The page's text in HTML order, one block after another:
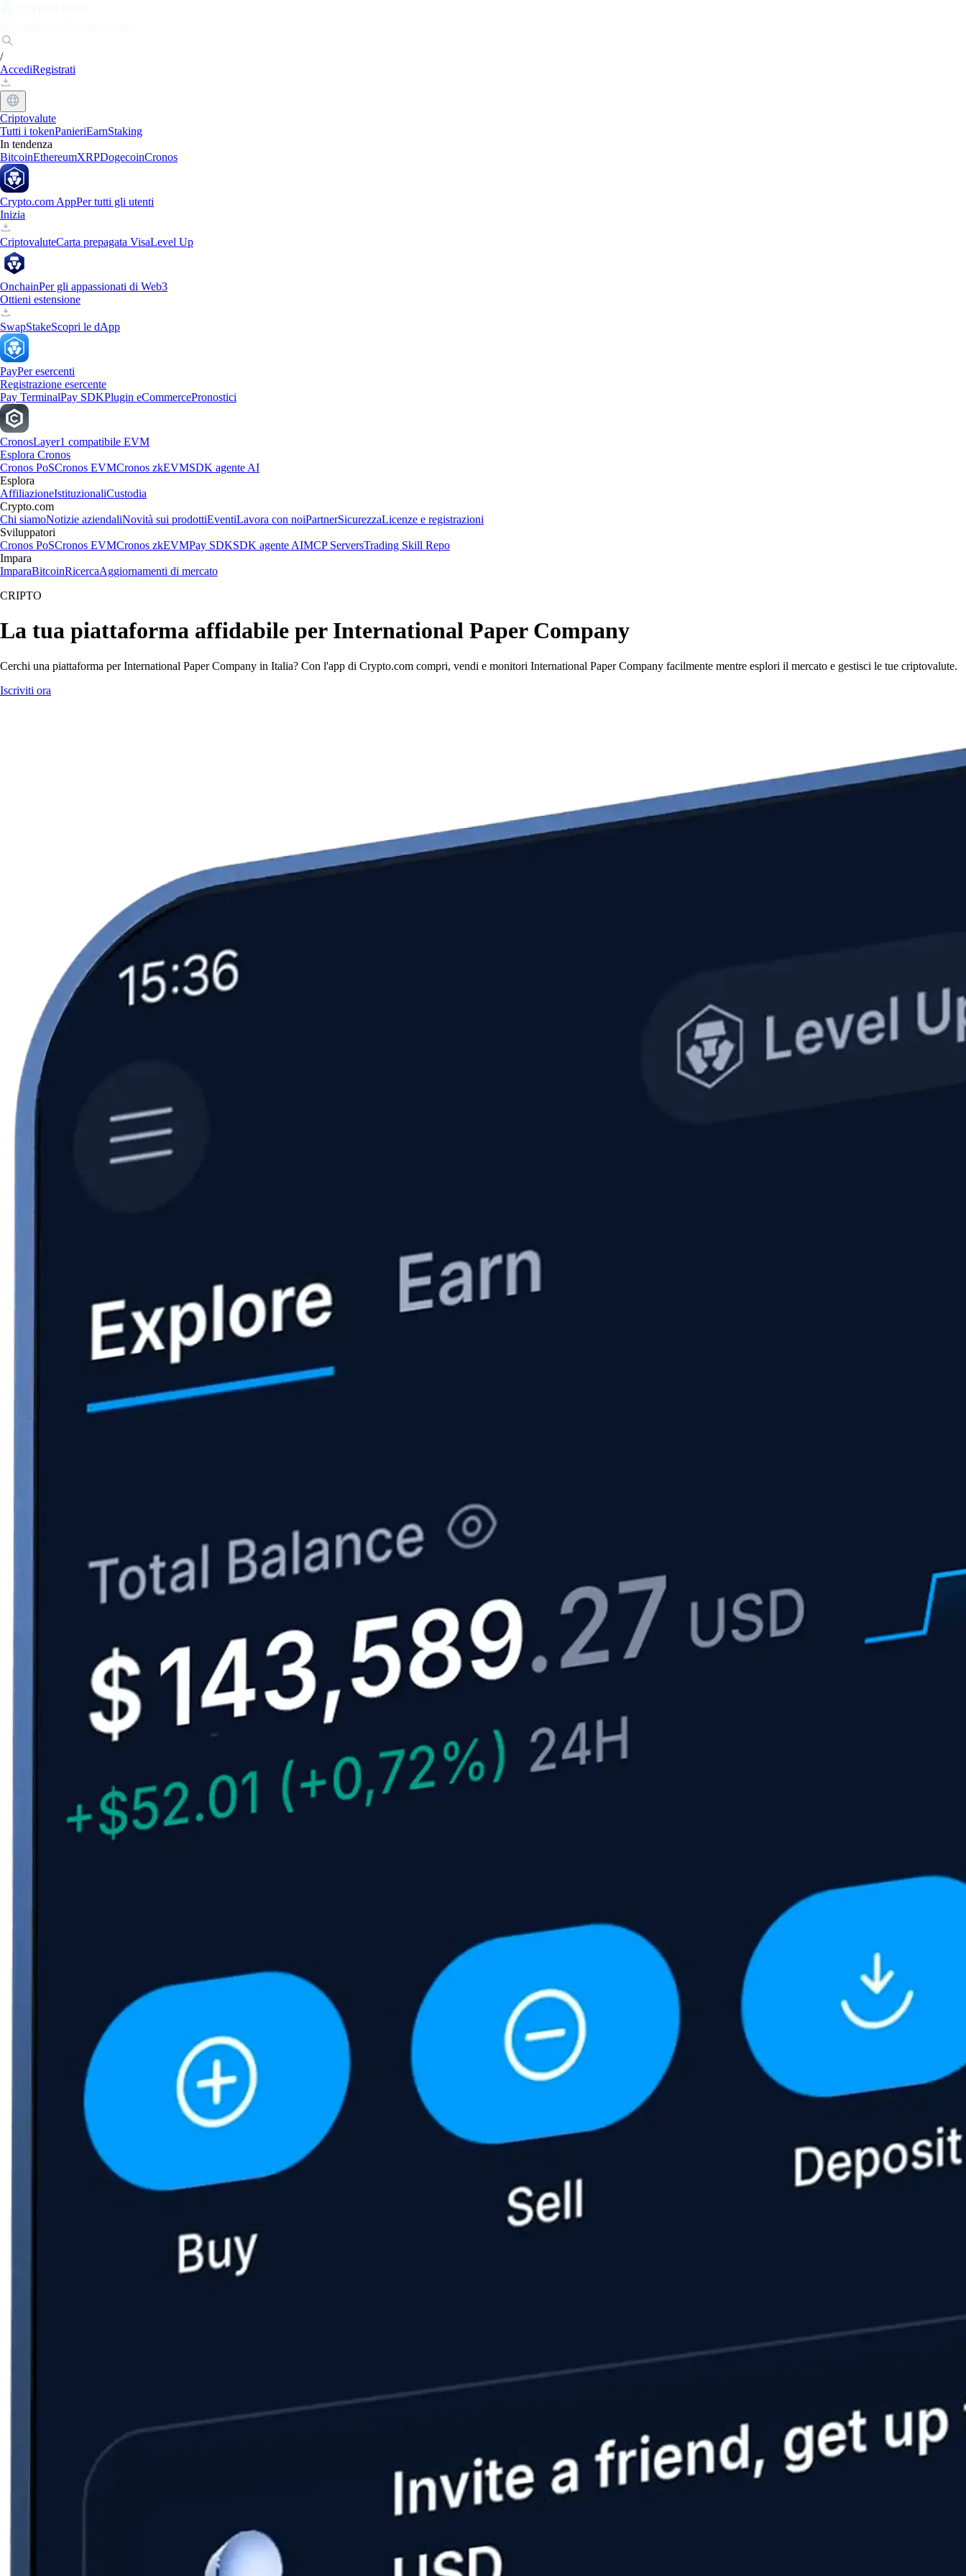
/
AccediRegistrati
Criptovalute
Tutti i tokenPanieriEarnStaking
In tendenza
BitcoinEthereumXRPDogecoinCronos
Crypto.com AppPer tutti gli utenti
Inizia
CriptovaluteCarta prepagata VisaLevel Up
OnchainPer gli appassionati di Web3
Ottieni estensione
SwapStakeScopri le dApp
PayPer esercenti
Registrazione esercente
Pay TerminalPay SDKPlugin eCommercePronostici
CronosLayer1 compatibile EVM
Esplora Cronos
Cronos PoSCronos EVMCronos zkEVMSDK agente AI
Esplora
AffiliazioneIstituzionaliCustodia
Crypto.com
Chi siamoNotizie aziendaliNovità sui prodottiEventiLavora con noiPartnerSicurezzaLicenze e registrazioni
Sviluppatori
Cronos PoSCronos EVMCronos zkEVMPay SDKSDK agente AIMCP ServersTrading Skill Repo
Impara
ImparaBitcoinRicercaAggiornamenti di mercato
CRIPTO
La tua piattaforma affidabile per International Paper Company
Cerchi una piattaforma per International Paper Company in Italia? Con l'app di Crypto.com compri, vendi e monitori International Paper Company facilmente mentre esplori il mercato e gestisci le tue criptovalute.
Iscriviti ora